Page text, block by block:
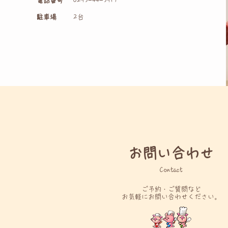
駐車場 2台
お問い合わせ
Contact
ご予約・ご質問など
お気軽にお問い合わせください。